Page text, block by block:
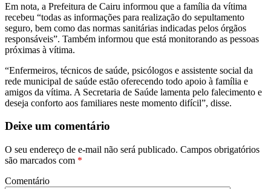
Em nota, a Prefeitura de Cairu informou que a família da vítima
recebeu “todas as informações para realização do sepultamento
seguro, bem como das normas sanitárias indicadas pelos órgãos
responsáveis”. Também informou que está monitorando as pessoas
próximas à vítima.
“Enfermeiros, técnicos de saúde, psicólogos e assistente social da
rede municipal de saúde estão oferecendo todo apoio à família e
amigos da vítima. A Secretaria de Saúde lamenta pelo falecimento e
deseja conforto aos familiares neste momento difícil”, disse.
Deixe um comentário
O seu endereço de e-mail não será publicado. Campos obrigatórios
são marcados com *
Comentário